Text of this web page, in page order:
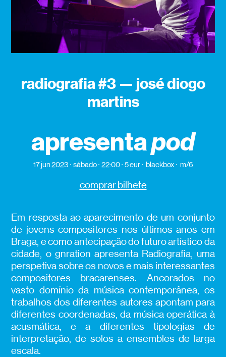
radiografia #3 — josé diogo
martins
apresentapod
17 jun 2023 sábado 22:00 5 eur blackbox m/6
comprar bilhete
Em resposta ao aparecimento de um conjunto
de jovens compositores nos últimos anos em
Braga, e como antecipação do futuro artístico da
cidade, o gnration apresenta Radiografia, uma
perspetiva sobre os novos e mais interessantes
compositores bracarenses. Ancorados no
vasto domínio da música contemporânea, os
trabalhos dos diferentes autores apontam para
diferentes coordenadas, da música operática à
acusmática, e a diferentes tipologias de
interpretação, de solos a ensembles de larga
escala.